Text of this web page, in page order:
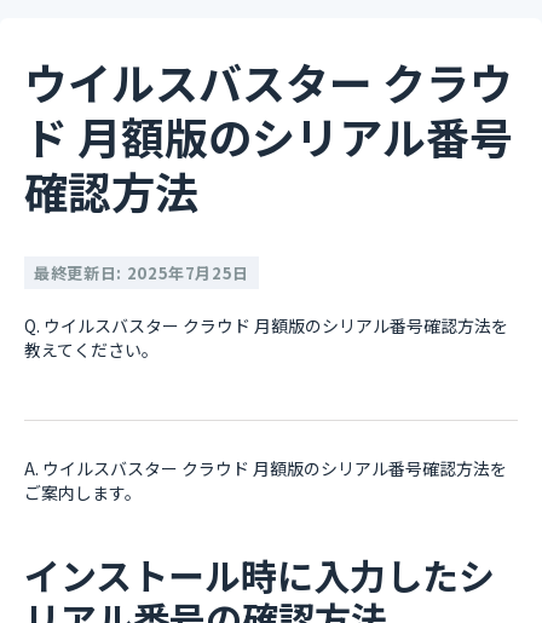
ウイルスバスター クラウ
ド 月額版のシリアル番号
確認方法
最終更新日: 2025年7月25日
Q. ウイルスバスター クラウド 月額版のシリアル番号確認方法を
教えてください。
A. ウイルスバスター クラウド 月額版のシリアル番号確認方法を
ご案内します。
インストール時に入力したシ